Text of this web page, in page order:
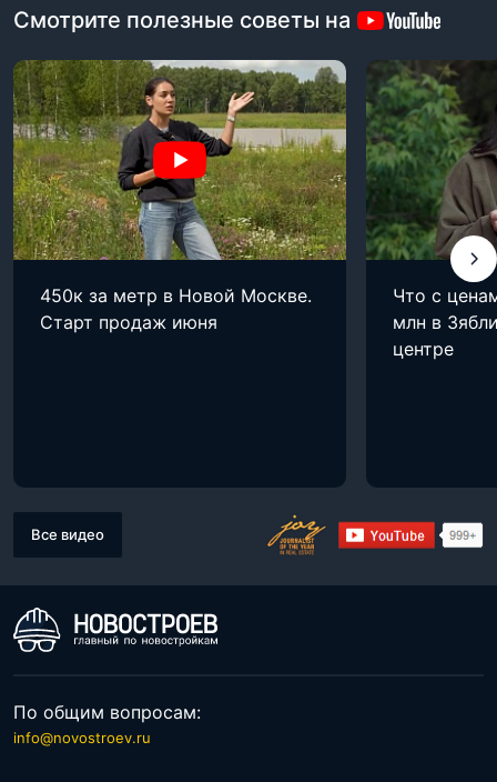
Смотрите полезные советы на
450к за метр в Новой Москве.
Старт продаж июня
Что с
млн в
центре
Все видео
По общим вопросам:
info@novostroev.ru